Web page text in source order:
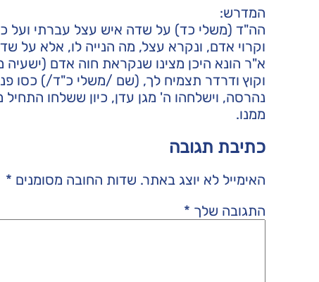
המדרש:
הה"ד (משלי כד) על שדה איש עצל עברתי ועל
וקרוי אדם, ונקרא עצל, מה הנייה לו, אלא על
א"ר הונא היכן מצינו שנקראת חוה אדם
וקוץ ודרדר תצמיח לך, (שם /משלי כ"ד/) כסו
נהרסה, וישלחהו ה' מגן עדן, כיון ששלחו
ממנו.
כתיבת תגובה
האימייל לא יוצג באתר. שדות החובה מסומנים *
התגובה שלך *